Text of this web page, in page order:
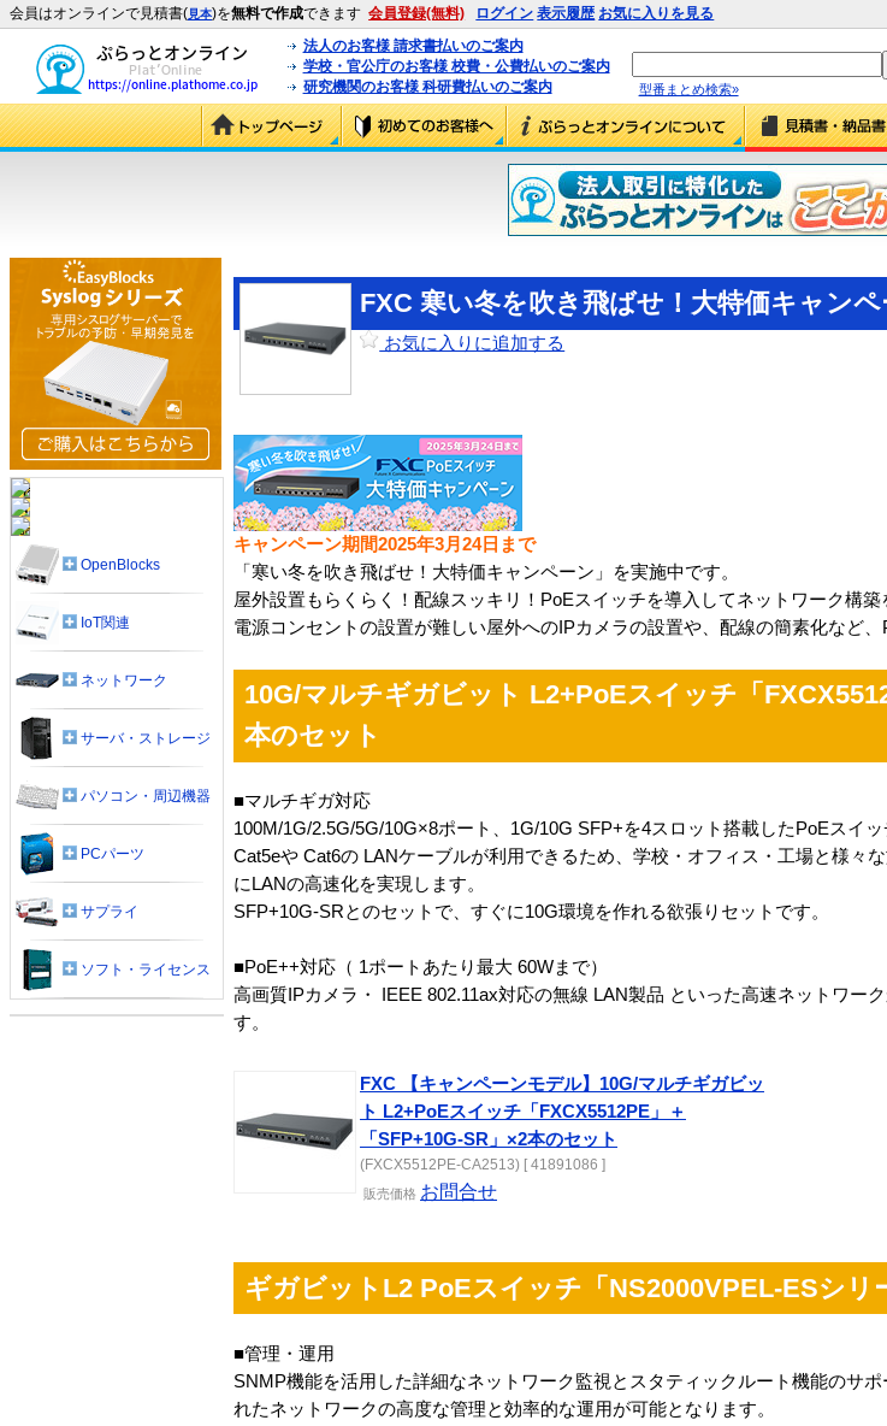
会員はオンラインで見積書(見本)を無料で作成できます 会員登録(無料) ログイン 表示履歴 お気に入りを見る
法人のお客様 請求書払いのご案内
学校・官公庁のお客様 校費・公費払いのご案内
研究機関のお客様 科研費払いのご案内
型番まとめ検索»
FXC 寒い冬を吹き飛ばせ！大特価キャンペ
お気に入りに追加する
キャンペーン期間2025年3月24日まで
「寒い冬を吹き飛ばせ！大特価キャンペーン」を実施中です。
屋外設置もらくらく！配線スッキリ！PoEスイッチを導入してネットワーク構築
電源コンセントの設置が難しい屋外へのIPカメラの設置や、配線の簡素化など
10G/マルチギガビット L2+PoEスイッチ「
本のセット
■マルチギガ対応
100M/1G/2.5G/5G/10G×8ポート、1G/10G SFP+を4スロット搭載したPoEスイッ
Cat5eや Cat6の LANケーブルが利用できるため、学校・オフィス・工場と様々
にLANの高速化を実現します。
SFP+10G-SRとのセットで、すぐに10G環境を作れる欲張りセットです。
■PoE++対応（ 1ポートあたり最大 60Wまで）
高画質IPカメラ・ IEEE 802.11ax対応の無線 LAN製品 といった高速ネットワー
す。
FXC 【キャンペーンモデル】10G/マルチギガビッ
ト L2+PoEスイッチ「FXCX5512PE」＋
「SFP+10G-SR」×2本のセット
(FXCX5512PE-CA2513) [ 41891086 ]
販売価格 お問合せ
ギガビットL2 PoEスイッチ「NS2000VPEL-ESシリ
■管理・運用
SNMP機能を活用した詳細なネットワーク監視とスタティックルート機能のサ
れたネットワークの高度な管理と効率的な運用が可能となります。
OpenBlocks
IoT関連
ネットワーク
サーバ・ストレージ
パソコン・周辺機器
PCパーツ
サプライ
ソフト・ライセンス